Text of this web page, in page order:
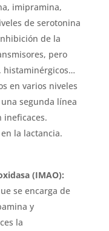
imipramina,
de serotonina
de la
pero
histaminérgicos…
en varios niveles
segunda línea
ineficaces.
la lactancia.
(IMAO):
se encarga de
y
la